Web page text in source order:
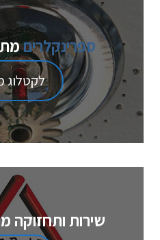
ספרינקלרים
לקטלוג
שירות ותחזוקה